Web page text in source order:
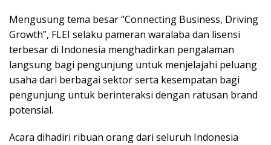
Mengusung tema besar “Connecting Business, Driving
Growth”, FLEI selaku pameran waralaba dan lisensi
terbesar di Indonesia menghadirkan pengalaman
langsung bagi pengunjung untuk menjelajahi peluang
usaha dari berbagai sektor serta kesempatan bagi
pengunjung untuk berinteraksi dengan ratusan brand
potensial.
Acara dihadiri ribuan orang dari seluruh Indonesia